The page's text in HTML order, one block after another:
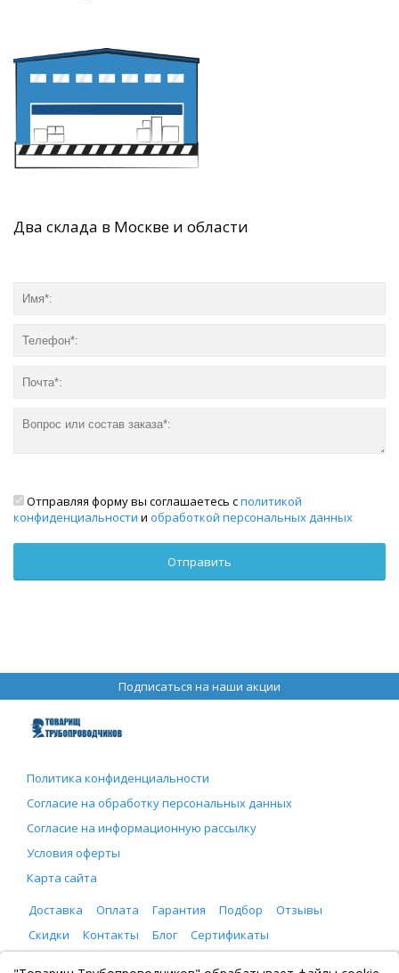
Два склада в Москве и области
Отправляя форму вы соглашаетесь сполитикой
конфиденциальности и обработкой персональных данных
Подписаться на наши акции
Политика конфиденциальности
Согласие на обработку персональных данных
Согласие на информационную рассылку
Условия оферты
Карта сайта
Доставка
Оплата Гарантия Подбор
Отзывы
Скидки
Контакты Блог Сертификаты